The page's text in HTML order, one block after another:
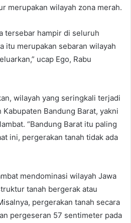
merupakan wilayah zona merah.
tersebar hampir di seluruh
itu merupakan sebaran wilayah
ucap Ego, Rabu
wilayah yang seringkali terjadi
Bandung Barat, yakni
“Bandung Barat itu paling
ini, pergerakan tanah tidak ada
mendominasi wilayah Jawa
tanah bergerak atau
pergerakan tanah secara
pergeseran 57 sentimeter pada